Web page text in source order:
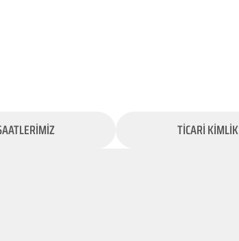
TİCARİ KİMLİK